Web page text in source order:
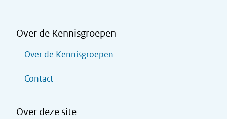
Over de Kennisgroepen
Over de Kennisgroepen
Contact
Over deze site